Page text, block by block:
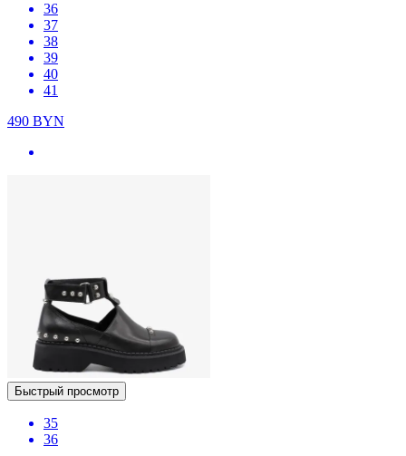
36
37
38
39
40
41
490 BYN
Быстрый просмотр
35
36